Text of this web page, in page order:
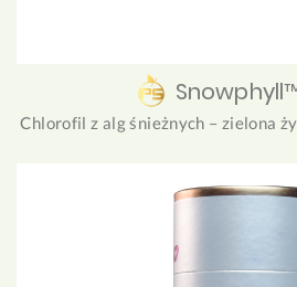
Chlorofil z alg śnieżnych – zielona